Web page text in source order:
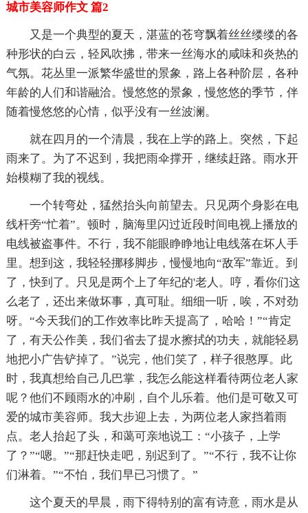
城市美容师作文 篇2
又是一个典型的夏天，湛蓝的苍穹飘着丝丝缕缕的各
种形状的白云，轻风吹拂，带来一丝海水的咸味和炎热的
气氛。花丛里一派繁华盛世的景象，路上各种阶层，各种
年龄的人们和谐融洽。慢悠悠的景象，慢悠悠的季节，伴
随着慢悠悠的心情，似乎没有一丝波澜。
就在四月的一个清晨，我在上学的路上。突然，下起
雨来了。为了不迟到，我把雨伞撑开，继续赶路。雨水开
始模糊了我的视线。
一个转弯处，猛然抬头向前望去。只见两个身影在电
线杆旁“忙着”。顿时，脑海里闪过近段时间电视上播放的
电线被盗事件。不行，我不能眼睁睁地让电线落在坏人手
里。想到这，我轻轻挪移脚步，慢慢地向“敌军”靠近。到
了，快到了。只见是两个上了年纪的'老人。哼，看你们这
么老了，还出来做坏事，真可耻。细细一听，唉，不对劲
呀。“今天我们的工作效率比昨天提高了，哈哈！”“肯定
了，有天公作美，我们省去了提水擦拭的功夫，就能轻易
地把小广告铲掉了。”说完，他们笑了，样子很憨厚。此
时，我真想给自己几巴掌，我怎么能这样看待两位老人家
呢？他们不顾雨水的冲刷，自个儿乐着。他们是可敬又可
爱的城市美容师。我大步迎上去，为两位老人家挡着雨
点。老人抬起了头，和蔼可亲地说工：“小孩子，上学
了？”“嗯。”“那赶快走吧，别迟到了。”“不行，我不让你
们淋着。”“不怕，我们早已习惯了。”
这个夏天的早晨，雨下得特别的富有诗意，雨水是从